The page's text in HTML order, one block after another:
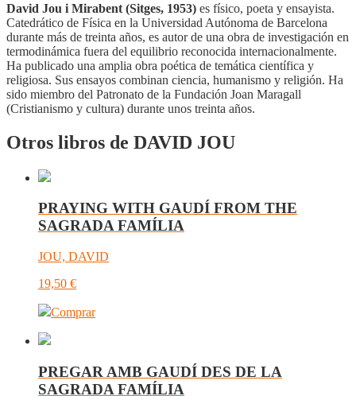
David Jou i Mirabent (Sitges, 1953) es físico, poeta y ensayista.
Catedrático de Física en la Universidad Autónoma de Barcelona
durante más de treinta años, es autor de una obra de investigación en
termodinámica fuera del equilibrio reconocida internacionalmente.
Ha publicado una amplia obra poética de temática científica y
religiosa. Sus ensayos combinan ciencia, humanismo y religión. Ha
sido miembro del Patronato de la Fundación Joan Maragall
(Cristianismo y cultura) durante unos treinta años.
Otros libros de DAVID JOU
PRAYING WITH GAUDÍ FROM THE
SAGRADA FAMÍLIA
JOU, DAVID
19,50 €
Comprar
PREGAR AMB GAUDÍ DES DE LA
SAGRADA FAMÍLIA